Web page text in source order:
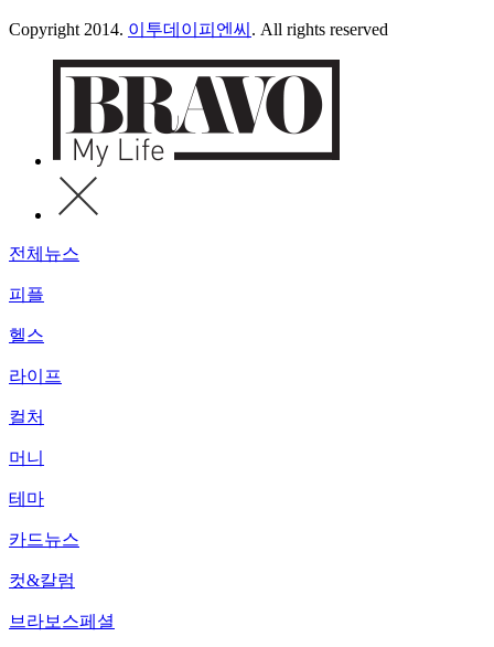
Copyright 2014. 이투데이피엔씨 . All rights reserved
전체뉴스
피플
헬스
라이프
컬처
머니
테마
카드뉴스
컷&칼럼
브라보스페셜